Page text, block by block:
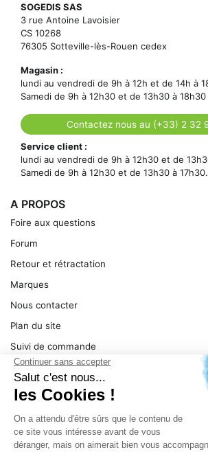
SOGEDIS SAS
3 rue Antoine Lavoisier
CS 10268
76305 Sotteville-lès-Rouen cedex
Magasin :
lundi au vendredi de 9h à 12h et de 14h à
Samedi de 9h à 12h30 et de 13h30 à 18h30
Contactez nous au (+33) 2 32
Service client :
lundi au vendredi de 9h à 12h30 et de
Samedi de 9h à 12h30 et de 13h30 à 17h30.
A PROPOS
Foire aux questions
Forum
Retour et rétractation
Marques
Nous contacter
Plan du site
Suivi de commande
Ma facture
Mentions légales
SERVICE